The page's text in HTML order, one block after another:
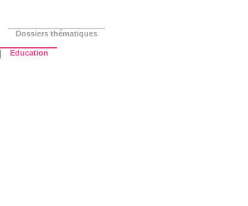
Dossiers thématiques
Education